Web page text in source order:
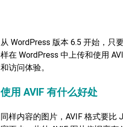
从 WordPress 版本 6.5 开始，只
样在 WordPress 中上传和使用
和访问体验。
使用 AVIF 有什么好处
同样内容的图片，AVIF 格式要比